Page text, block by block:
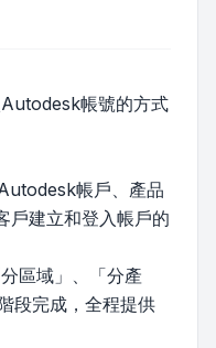
帳號的方式
帳戶、產品
戶建立和登入帳戶的
區域」、「分產
段完成，全程提供